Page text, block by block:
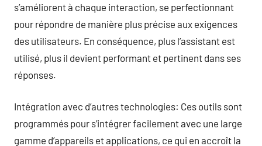
s’améliorent à chaque interaction, se perfectionnant
pour répondre de manière plus précise aux exigences
des utilisateurs. En conséquence, plus l’assistant est
utilisé, plus il devient performant et pertinent dans ses
réponses.
Intégration avec d’autres technologies: Ces outils sont
programmés pour s’intégrer facilement avec une large
gamme d’appareils et applications, ce qui en accroît la